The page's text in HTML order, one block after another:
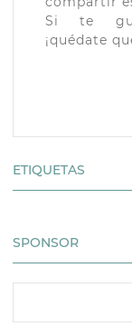
Si te
¡quédate
ETIQUETAS
SPONSOR